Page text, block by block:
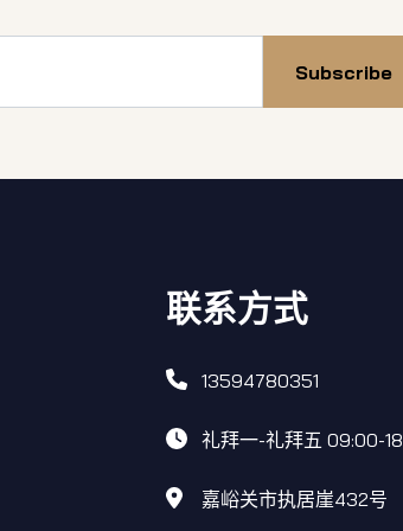
Subscribe
联系方式
13594780351
礼拜一-礼拜五 09:00-
嘉峪关市执居崖432号